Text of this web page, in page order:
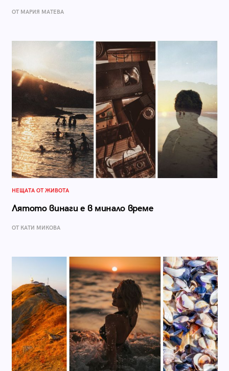
ОТ МАРИЯ МАТЕВА
НЕЩАТА ОТ ЖИВОТА
Лятото винаги е в минало време
ОТ КАТИ МИКОВА